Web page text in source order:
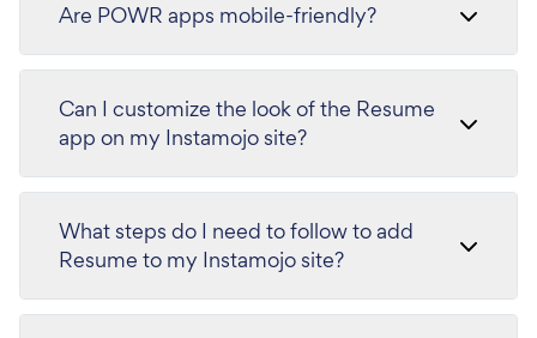
Are POWR apps mobile-friendly?
Can I customize the look of the Resume
app on my Instamojo site?
What steps do I need to follow to add
Resume to my Instamojo site?